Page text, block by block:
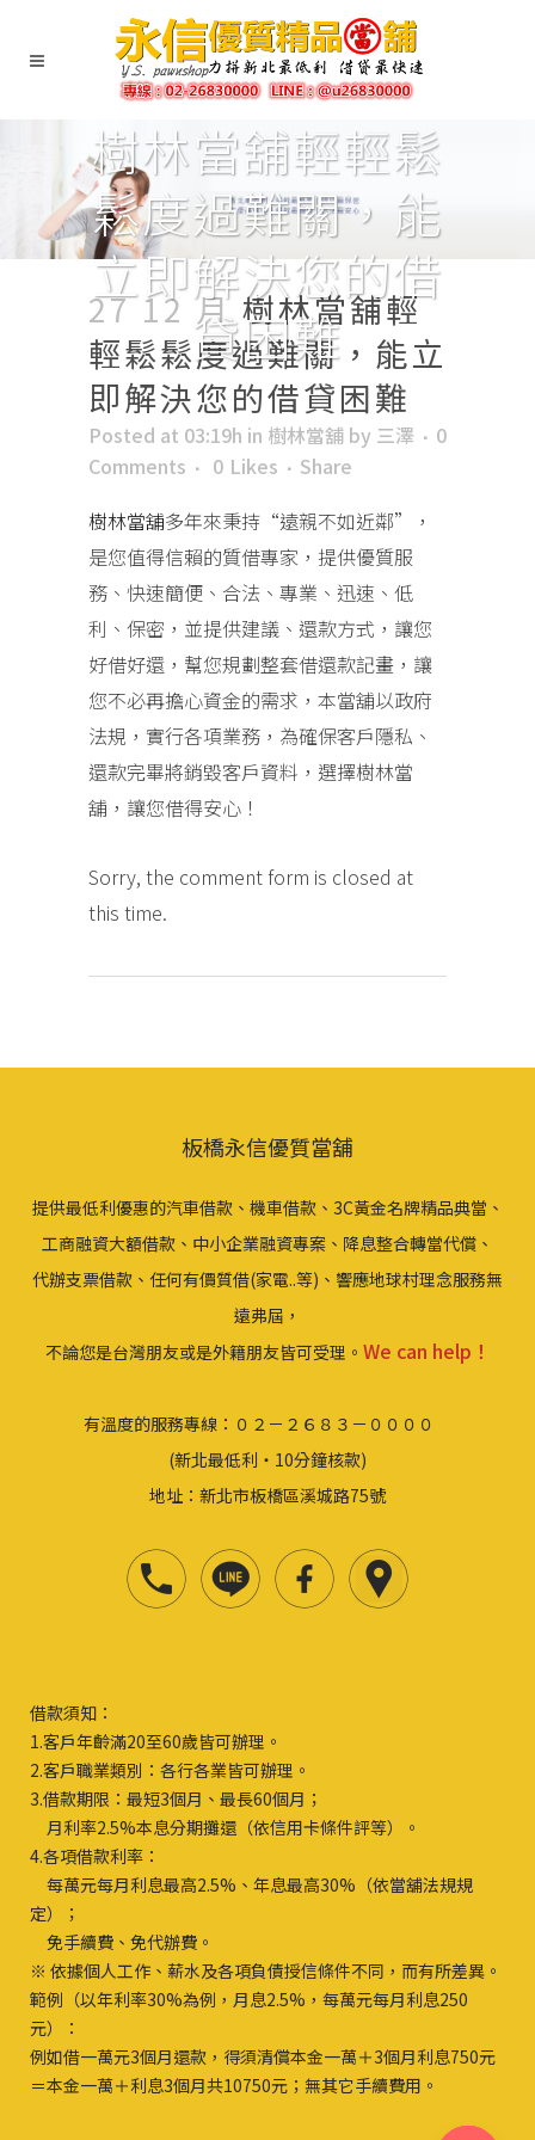
樹林當舖輕輕鬆
鬆度過難關，能
立即解決您的借
貸困難
27 12 月樹林當舖輕
輕鬆鬆度過難關，能立
即解決您的借貸困難
Posted at 03:19h in 樹林當舖 by 三澤
0
Comments
0 Likes
Share
樹林當舖多年來秉持“遠親不如近鄰”，
是您值得信賴的質借專家，提供優質服
務、快速簡便、合法、專業、迅速、低
利、保密，並提供建議、還款方式，讓您
好借好還，幫您規劃整套借還款記畫，讓
您不必再擔心資金的需求，本當舖以政府
法規，實行各項業務，為確保客戶隱私、
還款完畢將銷毀客戶資料，選擇樹林當
舖，讓您借得安心！
Sorry, the comment form is closed at
this time.
板橋永信優質當舖
提供最低利優惠的汽車借款、機車借款、3C黃金名牌精品典當、
工商融資大額借款、中小企業融資專案、降息整合轉當代償、
代辦支票借款、任何有價質借(家電..等)、響應地球村理念服務無
遠弗屆，
不論您是台灣朋友或是外籍朋友皆可受理。 We can help！
有溫度的服務專線：０２－２６８３－００００
(新北最低利‧10分鐘核款)
地址：新北市板橋區溪城路75號
借款須知：
1.客戶年齡滿20至60歲皆可辦理。
2.客戶職業類別：各行各業皆可辦理。
3.借款期限：最短3個月、最長60個月；
月利率2.5%本息分期攤還（依信用卡條件評等）。
4.各項借款利率：
每萬元每月利息最高2.5%、年息最高30%（依當舖法規規
定）；
免手續費、免代辦費。
※ 依據個人工作、薪水及各項負債授信條件不同，而有所差異。
範例（以年利率30%為例，月息2.5%，每萬元每月利息250
元）：
例如借一萬元3個月還款，得須清償本金一萬＋3個月利息750元
＝本金一萬＋利息3個月共10750元；無其它手續費用。